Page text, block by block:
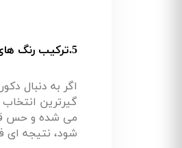
5.ترکیب رنگ های بنفش و نقره ای برای فضاهای مجلل و چشم گیر
اگر به دنبال
گیرترین
می شده و حس
شود، نتیجه